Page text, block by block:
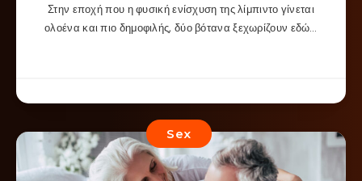
Στην εποχή που η φυσική ενίσχυση της λίμπιντο γίνεται
ολοένα και πιο δημοφιλής, δύο βότανα ξεχωρίζουν εδώ…
Sex